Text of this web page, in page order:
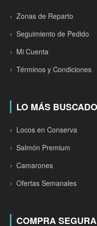
Zonas de Reparto
Seguimiento de Pedido
Mi Cuenta
Términos y Condiciones
LO MÁS BUSCADO
Locos en Conserva
Salmón Premium
Camarones
Ofertas Semanales
COMPRA SEGURA